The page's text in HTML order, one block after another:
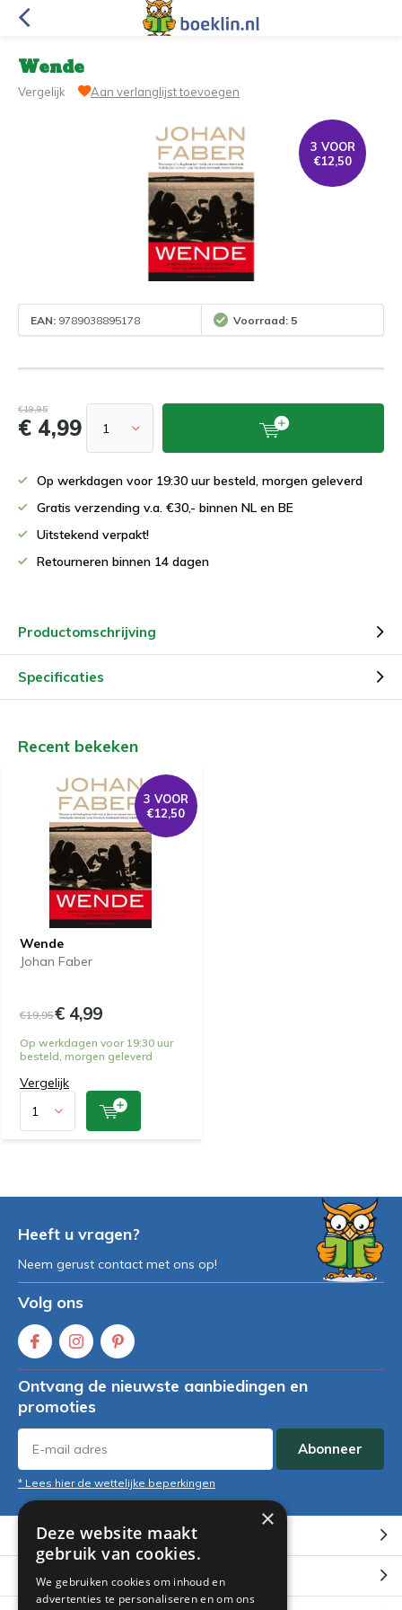
Wende
Vergelijk Aan verlanglijst toevoegen
3 VOOR
€12,50
EAN: 9789038895178 Voorraad: 5
€19,95
€ 4,99
Op werkdagen voor 19:30 uur besteld, morgen geleverd
Gratis verzending v.a. €30,- binnen NL en BE
Uitstekend verpakt!
Retourneren binnen 14 dagen
Productomschrijving
Specificaties
Recent bekeken
3 VOOR
€12,50
Wende
Johan Faber
€19,95€ 4,99
Op werkdagen voor 19:30 uur
besteld, morgen geleverd
Vergelijk
Heeft u vragen?
Neem gerust contact met ons op!
Volg ons
Ontvang de nieuwste aanbiedingen en
promoties
Abonneer
* Lees hier de wettelijke beperkingen
Klantenservice
Mijn account
×
Deze website maakt
gebruik van cookies.
We gebruiken cookies om inhoud en
advertenties te personaliseren en om ons